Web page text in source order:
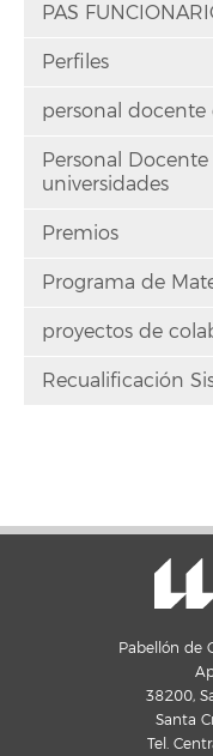
PAS
Perfiles
personal docente
Personal
universidades
Premios
Programa de
proyectos de
Recualificación
Pabellón de
38200,
Santa
Tel.